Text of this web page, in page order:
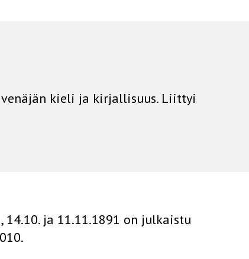
kieli ja kirjallisuus. Liittyi
14.10. ja 11.11.1891 on julkaistu